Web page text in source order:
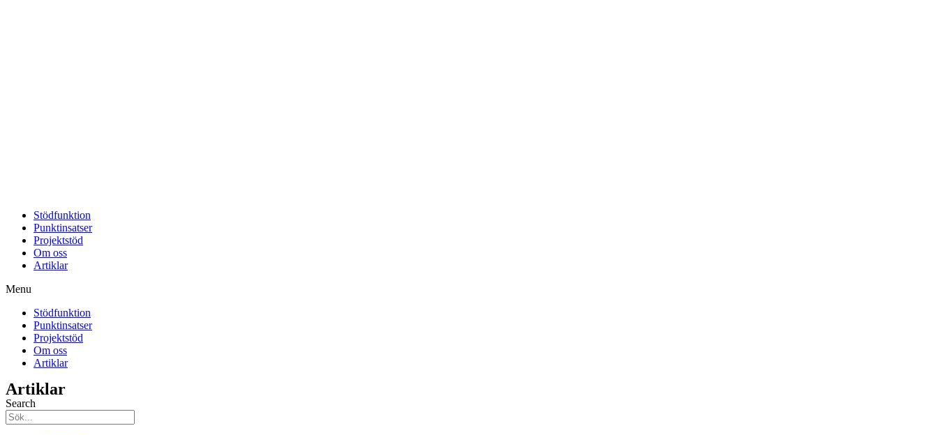
Stödfunktion
Punktinsatser
Projektstöd
Om oss
Artiklar
Menu
Stödfunktion
Punktinsatser
Projektstöd
Om oss
Artiklar
Artiklar
Search